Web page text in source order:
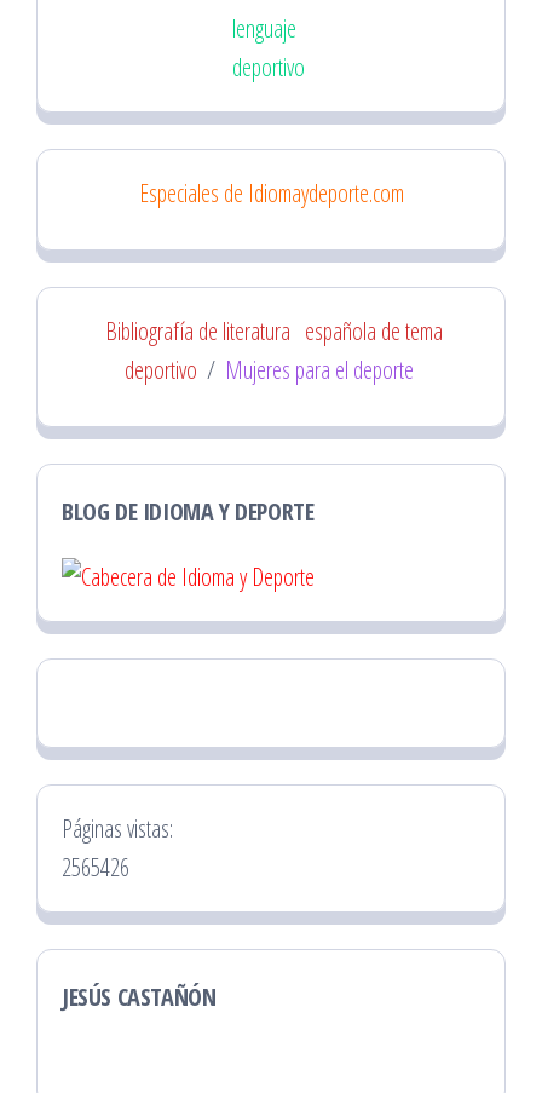
lenguaje
deportivo
Especiales de Idiomaydeporte.com
Bibliografía de literatura española de tema
deportivo / Mujeres para el deporte
BLOG DE IDIOMA Y DEPORTE
Páginas vistas:
2565426
JESÚS CASTAÑÓN